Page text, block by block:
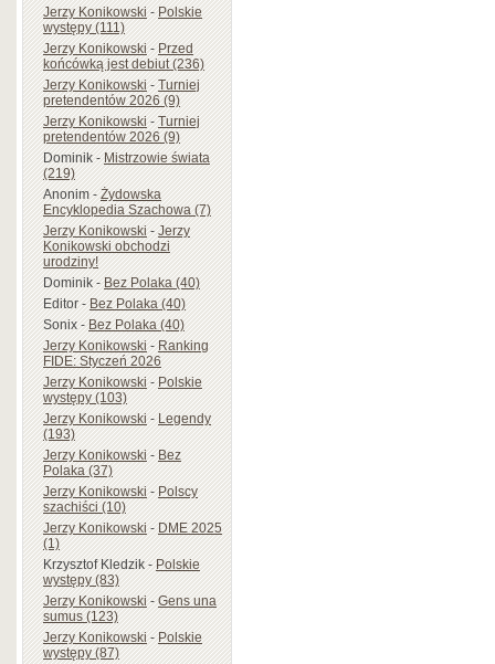
Jerzy Konikowski-Polskie
występy (111)
Jerzy Konikowski-Przed
końcówką jest debiut (236)
Jerzy Konikowski-Turniej
pretendentów 2026 (9)
Jerzy Konikowski-Turniej
pretendentów 2026 (9)
Dominik-Mistrzowie świata
(219)
Anonim-Żydowska
Encyklopedia Szachowa (7)
Jerzy Konikowski-Jerzy
Konikowski obchodzi
urodziny!
Dominik-Bez Polaka (40)
Editor-Bez Polaka (40)
Sonix-Bez Polaka (40)
Jerzy Konikowski-Ranking
FIDE: Styczeń 2026
Jerzy Konikowski-Polskie
występy (103)
Jerzy Konikowski-Legendy
(193)
Jerzy Konikowski-Bez
Polaka (37)
Jerzy Konikowski-Polscy
szachiści (10)
Jerzy Konikowski-DME 2025
(1)
Krzysztof Kledzik-Polskie
występy (83)
Jerzy Konikowski-Gens una
sumus (123)
Jerzy Konikowski-Polskie
występy (87)